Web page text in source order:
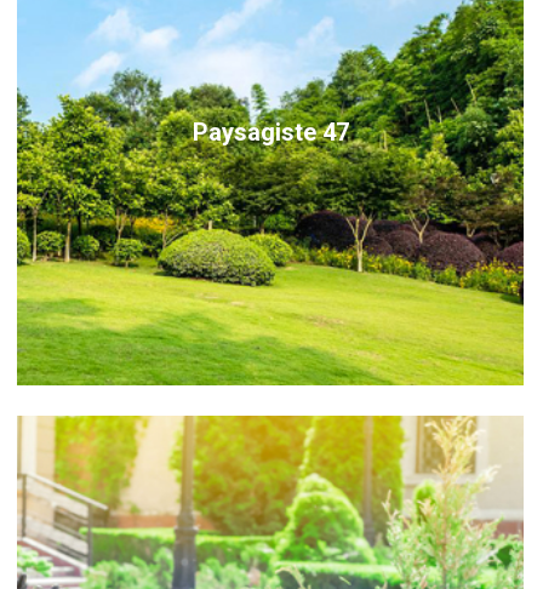
Paysagiste 47